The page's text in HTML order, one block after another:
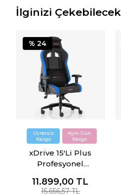
İlginizi
% 24
xDrive 15'Li Plus
Profesyonel
Mavi/Siyah
11.899,00 TL
15.656,57 TL